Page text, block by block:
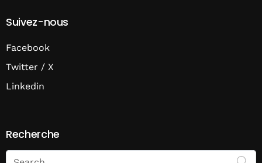
Suivez-nous
Facebook
Twitter / X
Linkedin
Recherche
Search